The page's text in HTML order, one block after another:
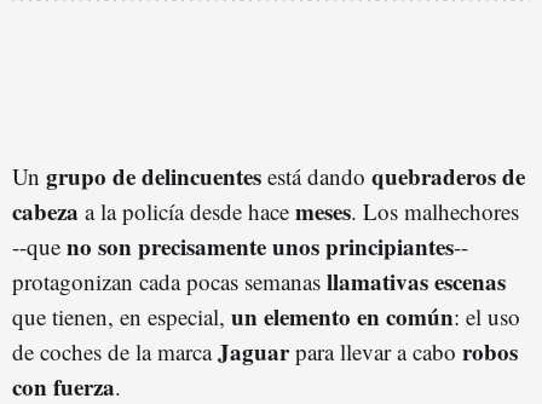
Un grupo de delincuentes está dando quebraderos de
cabeza a la policía desde hace meses. Los malhechores
--que no son precisamente unos principiantes--
protagonizan cada pocas semanas llamativas escenas
que tienen, en especial, un elemento en común: el uso
de coches de la marcaJaguarpara llevar a cabo robos
con fuerza.